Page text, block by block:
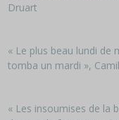
Druart
« Le plus beau lundi de
tomba un mardi »,
« Les insoumises de la